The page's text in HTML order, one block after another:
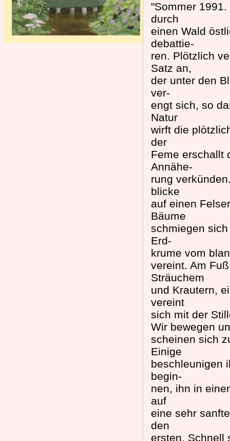
"Sommer
durch
einen Wald
debattie-
ren. Plötzlich
Satz an,
der unter den
ver-
engt sich, so
Natur
wirft die
der
Feme erschallt
Annähe-
rung
blicke
auf einen
Bäume
schmiegen
Erd-
krume vom
vereint. Am
Sträuchem
und Krautern,
vereint
sich mit der
Wir bewegen
scheinen sich
Einige
beschleunigen
begin-
nen, ihn in
auf
eine sehr
den
ersten. Schnell